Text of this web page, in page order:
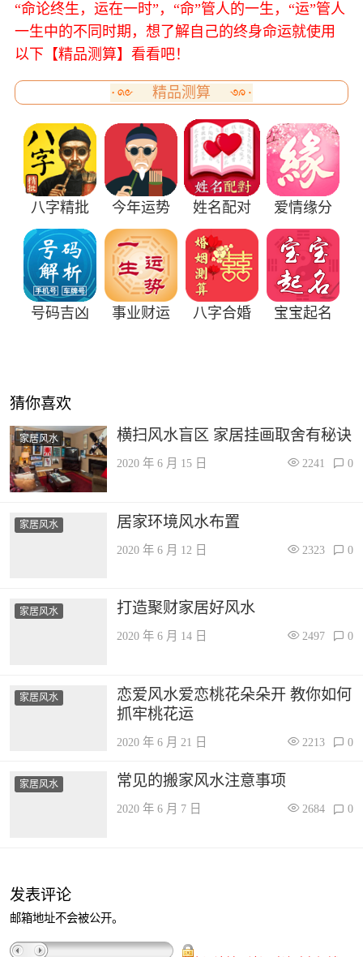
“命论终生，运在一时”，“命”管人的一生，“运”管人
一生中的不同时期，想了解自己的终身命运就使用
以下【精品测算】看看吧！
精品测算
八字精批 今年运势 姓名配对 爱情缘分
号码吉凶 事业财运 八字合婚 宝宝起名
猜你喜欢
家居风水 横扫风水盲区 家居挂画取舍有秘诀
2020 年 6 月 15 日 2241 0
家居风水 居家环境风水布置
2020 年 6 月 12 日 2323 0
家居风水 打造聚财家居好风水
2020 年 6 月 14 日 2497 0
家居风水
恋爱风水爱恋桃花朵朵开 教你如何
抓牢桃花运
2020 年 6 月 21 日 2213 0
家居风水 常见的搬家风水注意事项
2020 年 6 月 7 日 2684 0
发表评论
邮箱地址不会被公开。